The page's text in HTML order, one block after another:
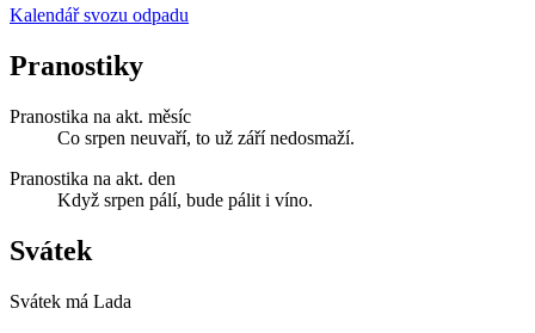
Kalendář svozu odpadu
Pranostiky
Pranostika na akt. měsíc
Co srpen neuvaří, to už září nedosmaží.
Pranostika na akt. den
Když srpen pálí, bude pálit i víno.
Svátek
Svátek má Lada